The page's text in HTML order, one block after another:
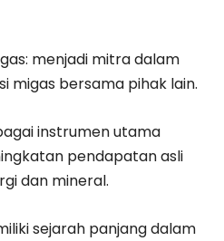
menjadi mitra dalam
migas bersama pihak lain.
instrumen utama
pendapatan asli
dan mineral.
sejarah panjang dalam